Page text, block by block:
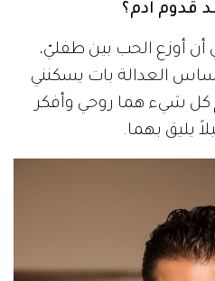
قدوم آدم؟
أوزع الحب بين طفليّ،
العدالة بات يسكنني
كل شيء هما روحي وأفكر
يليق بهما.